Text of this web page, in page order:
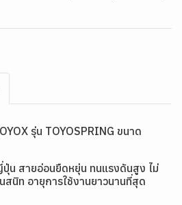
รุ่น TOYOSPRING ขนาด
น สายอ่อนยืดหยุ่น ทนแรงดันสูง ไม่
นิท อายุการใช้งานยาวนานที่สุด